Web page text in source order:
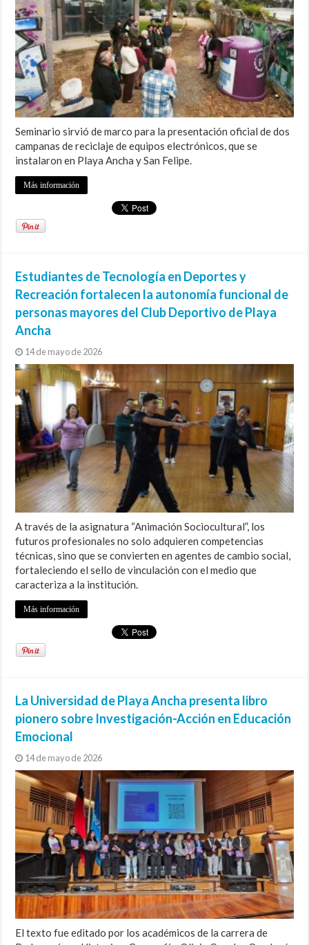
Seminario sirvió de marco para la presentación oficial de dos
campanas de reciclaje de equipos electrónicos, que se
instalaron en Playa Ancha y San Felipe.
Más información
Estudiantes de Tecnología en Deportes y
Recreación fortalecen la autonomía funcional de
personas mayores del Club Deportivo de Playa
Ancha
14 de mayo de 2026
A través de la asignatura “Animación Sociocultural”, los
futuros profesionales no solo adquieren competencias
técnicas, sino que se convierten en agentes de cambio social,
fortaleciendo el sello de vinculación con el medio que
caracteriza a la institución.
Más información
La Universidad de Playa Ancha presenta libro
pionero sobre Investigación-Acción en Educación
Emocional
14 de mayo de 2026
El texto fue editado por los académicos de la carrera de